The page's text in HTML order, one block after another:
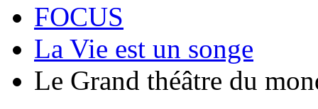
FOCUS
La Vie est un songe
Le Grand théâtre du